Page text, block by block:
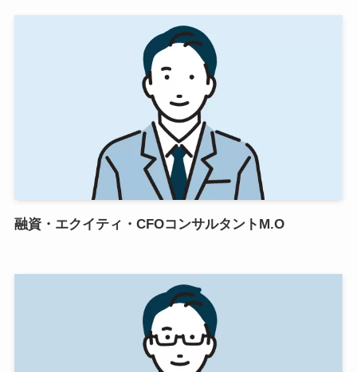
融資・エクイティ・CFOコンサルタントM.O